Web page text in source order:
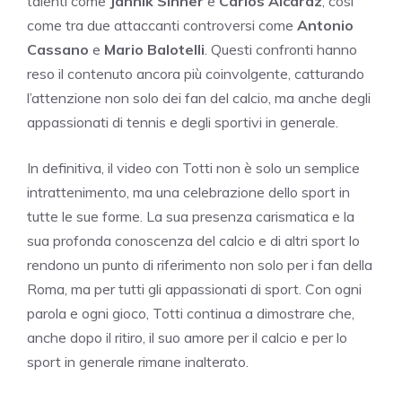
come tra due attaccanti controversi come Antonio
Cassano e Mario Balotelli . Questi confronti hanno
reso il contenuto ancora più coinvolgente, catturando
l’attenzione non solo dei fan del calcio, ma anche degli
appassionati di tennis e degli sportivi in generale.
In definitiva, il video con Totti non è solo un semplice
intrattenimento, ma una celebrazione dello sport in
tutte le sue forme. La sua presenza carismatica e la
sua profonda conoscenza del calcio e di altri sport lo
rendono un punto di riferimento non solo per i fan della
Roma, ma per tutti gli appassionati di sport. Con ogni
parola e ogni gioco, Totti continua a dimostrare che,
anche dopo il ritiro, il suo amore per il calcio e per lo
sport in generale rimane inalterato.